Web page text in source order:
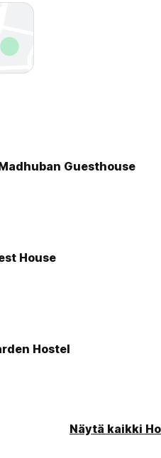
Guesthouse
House
Hostel
Näytä kaikki